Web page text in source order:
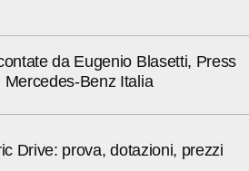
da Eugenio Blasetti, Press
Benz Italia
Drive: prova, dotazioni, prezzi